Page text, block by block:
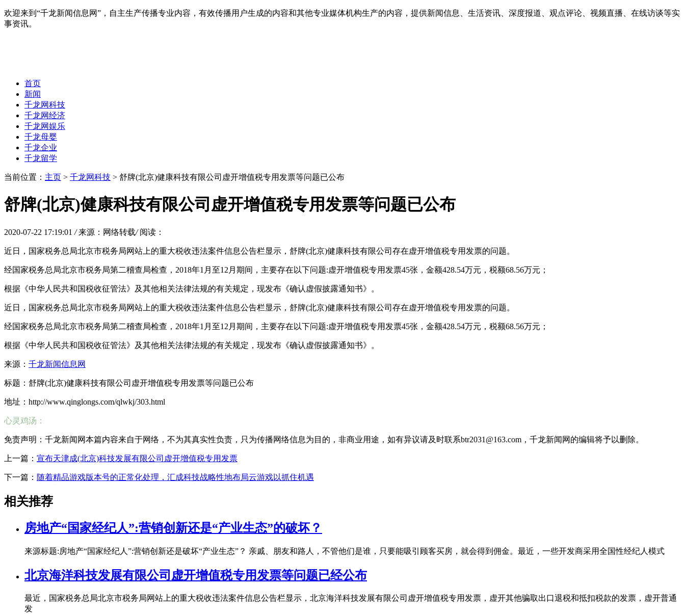
欢迎来到“千龙新闻信息网”，自主生产传播专业内容，有效传播用户生成的内容和其他专业媒体机构生产的内容，提供新闻信息、生活资讯、深度报道、观点评论、视频直播、在线访谈等实
事资讯。
首页
新闻
千龙网科技
千龙网经济
千龙网娱乐
千龙母婴
千龙企业
千龙留学
当前位置： 主页 > 千龙网科技 > 舒牌(北京)健康科技有限公司虚开增值税专用发票等问题已公布
舒牌(北京)健康科技有限公司虚开增值税专用发票等问题已公布
2020-07-22 17:19:01 / 来源：网络转载/ 阅读：
近日，国家税务总局北京市税务局网站上的重大税收违法案件信息公告栏显示，舒牌(北京)健康科技有限公司存在虚开增值税专用发票的问题。
经国家税务总局北京市税务局第二稽查局检查，2018年1月至12月期间，主要存在以下问题:虚开增值税专用发票45张，金额428.54万元，税额68.56万元；
根据《中华人民共和国税收征管法》及其他相关法律法规的有关规定，现发布《确认虚假披露通知书》。
近日，国家税务总局北京市税务局网站上的重大税收违法案件信息公告栏显示，舒牌(北京)健康科技有限公司存在虚开增值税专用发票的问题。
经国家税务总局北京市税务局第二稽查局检查，2018年1月至12月期间，主要存在以下问题:虚开增值税专用发票45张，金额428.54万元，税额68.56万元；
根据《中华人民共和国税收征管法》及其他相关法律法规的有关规定，现发布《确认虚假披露通知书》。
来源： 千龙新闻信息网
标题：舒牌(北京)健康科技有限公司虚开增值税专用发票等问题已公布
地址：http://www.qinglongs.com/qlwkj/303.html
心灵鸡汤：
免责声明：千龙新闻网本篇内容来自于网络，不为其真实性负责，只为传播网络信息为目的，非商业用途，如有异议请及时联系btr2031@163.com，千龙新闻网的编辑将予以删除。
上一篇： 宣布天津成(北京)科技发展有限公司虚开增值税专用发票
下一篇： 随着精品游戏版本号的正常化处理，汇成科技战略性地布局云游戏以抓住机遇
相关推荐
房地产“国家经纪人”:营销创新还是“产业生态”的破坏？
来源标题:房地产“国家经纪人”:营销创新还是破坏“产业生态”？ 亲戚、朋友和路人，不管他们是谁，只要能吸引顾客买房，就会得到佣金。最近，一些开发商采用全国性经纪人模式
北京海洋科技发展有限公司虚开增值税专用发票等问题已经公布
最近，国家税务总局北京市税务局网站上的重大税收违法案件信息公告栏显示，北京海洋科技发展有限公司虚开增值税专用发票，虚开其他骗取出口退税和抵扣税款的发票，虚开普通
发